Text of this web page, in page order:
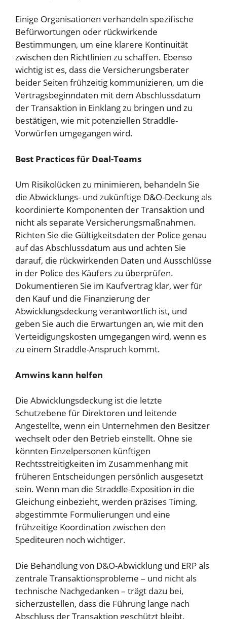
Einige Organisationen verhandeln spezifische
Befürwortungen oder rückwirkende
Bestimmungen, um eine klarere Kontinuität
zwischen den Richtlinien zu schaffen. Ebenso
wichtig ist es, dass die Versicherungsberater
beider Seiten frühzeitig kommunizieren, um die
Vertragsbeginndaten mit dem Abschlussdatum
der Transaktion in Einklang zu bringen und zu
bestätigen, wie mit potenziellen Straddle-
Vorwürfen umgegangen wird.
Best Practices für Deal-Teams
Um Risikolücken zu minimieren, behandeln Sie
die Abwicklungs- und zukünftige D&O-Deckung als
koordinierte Komponenten der Transaktion und
nicht als separate Versicherungsmaßnahmen.
Richten Sie die Gültigkeitsdaten der Police genau
auf das Abschlussdatum aus und achten Sie
darauf, die rückwirkenden Daten und Ausschlüsse
in der Police des Käufers zu überprüfen.
Dokumentieren Sie im Kaufvertrag klar, wer für
den Kauf und die Finanzierung der
Abwicklungsdeckung verantwortlich ist, und
geben Sie auch die Erwartungen an, wie mit den
Verteidigungskosten umgegangen wird, wenn es
zu einem Straddle-Anspruch kommt.
Amwins kann helfen
Die Abwicklungsdeckung ist die letzte
Schutzebene für Direktoren und leitende
Angestellte, wenn ein Unternehmen den Besitzer
wechselt oder den Betrieb einstellt. Ohne sie
könnten Einzelpersonen künftigen
Rechtsstreitigkeiten im Zusammenhang mit
früheren Entscheidungen persönlich ausgesetzt
sein. Wenn man die Straddle-Exposition in die
Gleichung einbezieht, werden präzises Timing,
abgestimmte Formulierungen und eine
frühzeitige Koordination zwischen den
Spediteuren noch wichtiger.
Die Behandlung von D&O-Abwicklung und ERP als
zentrale Transaktionsprobleme – und nicht als
technische Nachgedanken – trägt dazu bei,
sicherzustellen, dass die Führung lange nach
Abschluss der Transaktion geschützt bleibt.